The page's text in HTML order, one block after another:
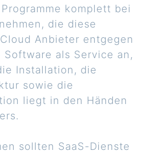
komplett bei
die diese
Anbieter entgegen
Software als Service an,
Installation, die
sowie die
liegt in den Händen
sollten SaaS-Dienste